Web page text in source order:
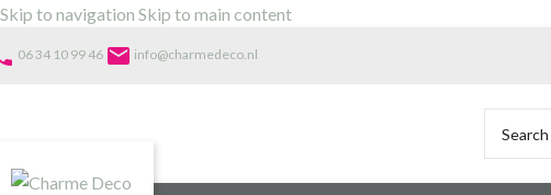
Skip to navigation Skip to main content
06 34 10 99 46 email info@charmedeco.nl
Sold out